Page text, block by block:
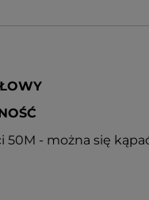
50M - można się